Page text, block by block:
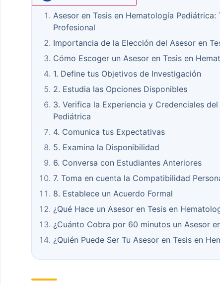
Asesor en Tesis en Hematología
Profesional
Importancia de la Elección del Asesor en
Cómo Escoger un Asesor en Tesis en
1. Define tus Objetivos de Investigación
2. Estudia las Opciones Disponibles
3. Verifica la Experiencia y Credenciales
Pediátrica
4. Comunica tus Expectativas
5. Examina la Disponibilidad
6. Conversa con Estudiantes Anteriores
7. Toma en cuenta la Compatibilidad
8. Establece un Acuerdo Formal
¿Qué Hace un Asesor en Tesis en
¿Cuánto Cobra por 60 minutos un Asesor
¿Quién Puede Ser Tu Asesor en Tesis en